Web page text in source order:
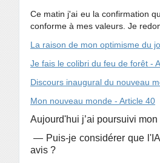
Ce matin j'ai eu la confirmation
conforme à mes valeurs. Je
La raison de mon optimisme du
Je fais le colibri du feu de forêt -
Discours inaugural du nouveau
Mon nouveau monde - Article 40
Aujourd'hui j’ai poursuivi
— Puis-je considérer que
avis ?